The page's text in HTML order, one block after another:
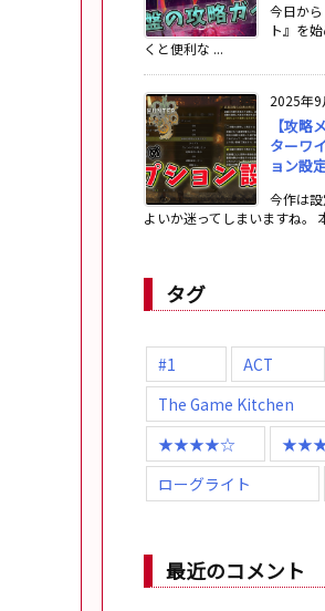
今日か
ト』を
くと便利な ...
2025年9
【攻略
ターワ
ョン設
今作は
よいか迷ってしまいますね。
タグ
#1 ACT
The Game Kitchen
★★★★☆
ローグライト
最近のコメント